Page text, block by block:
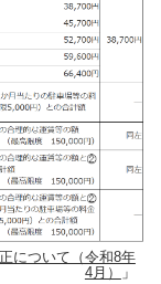
について（令和8年
4月）
」